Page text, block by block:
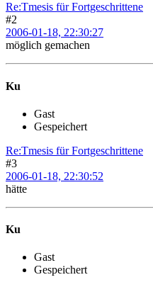
Re:Tmesis für Fortgeschrittene
#2
2006-01-18, 22:30:27
möglich gemachen
Ku
Gast
Gespeichert
Re:Tmesis für Fortgeschrittene
#3
2006-01-18, 22:30:52
hätte
Ku
Gast
Gespeichert